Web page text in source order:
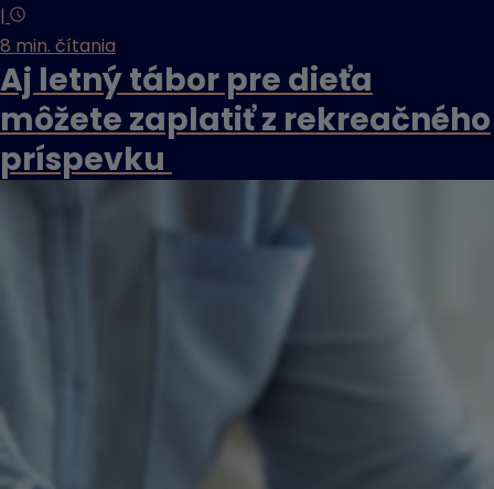
|
8 min. čítania
Aj letný tábor pre dieťa
môžete zaplatiť z rekreačného
príspevku